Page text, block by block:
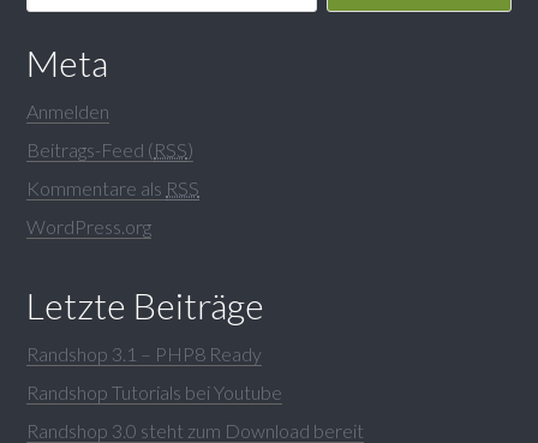
Meta
Anmelden
Beitrags-Feed (RSS)
Kommentare als RSS
WordPress.org
Letzte Beiträge
Randshop 3.1 – PHP8 Ready
Randshop Tutorials bei Youtube
Randshop 3.0 steht zum Download bereit